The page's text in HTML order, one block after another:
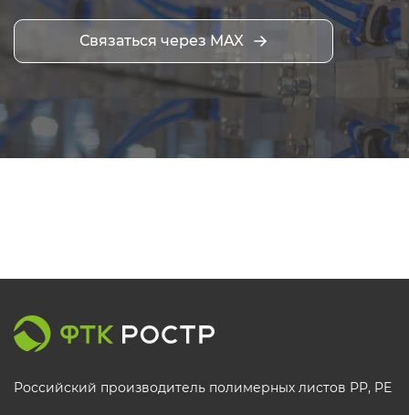
Связаться через MAX
Российский производитель полимерных листов РР, PE